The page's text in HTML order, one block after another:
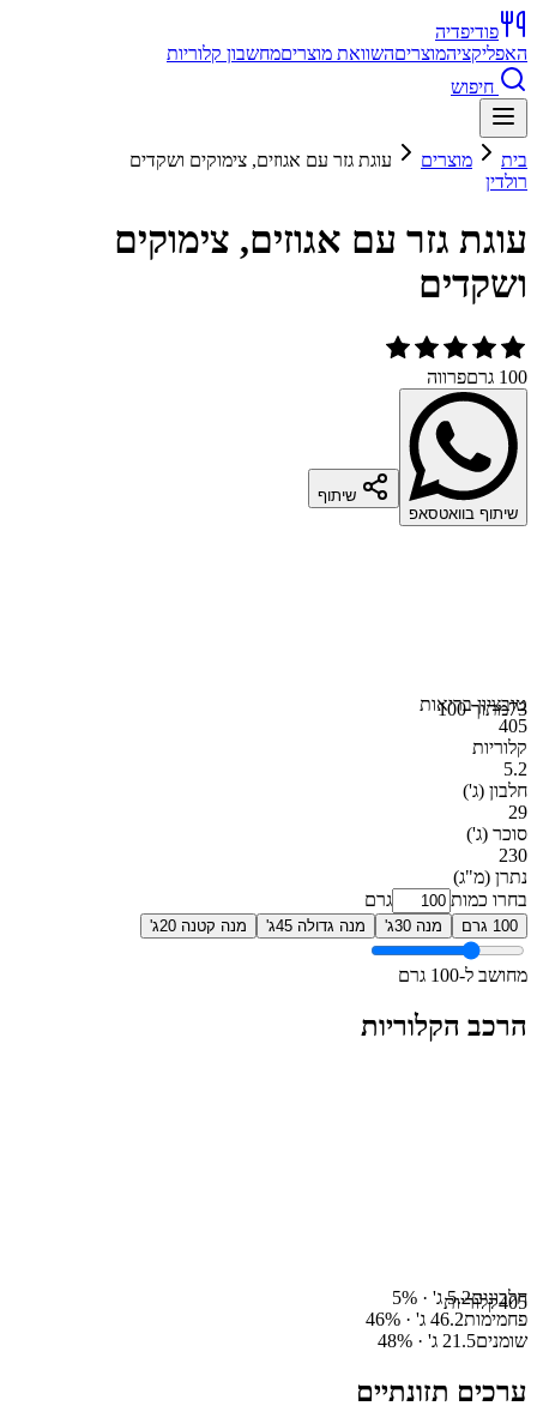
פודיפדיה
האפליקציהמוצריםהשוואת מוצריםמחשבון קלוריות
חיפוש
בית מוצרים
עוגת גזר עם אגוזים, צימוקים ושקדים
רולדין
עוגת גזר עם אגוזים, צימוקים
ושקדים
100 גרם פרווה
שיתוף בוואטסאפ
שיתוף
73מתוך 100טובציון בריאות
405
קלוריות
5.2
חלבון (ג')
29
סוכר (ג')
230
נתרן (מ"ג)
בחרו כמות
גרם
100 גרם מנה 30ג' מנה גדולה 45ג' מנה קטנה 20ג'
מחושב ל-100 גרם
הרכב הקלוריות
405קלוריותחלבונים5.2ג' · 5%
פחמימות46.2 ג' · 46%
שומנים21.5 ג' · 48%
ערכים תזונתיים